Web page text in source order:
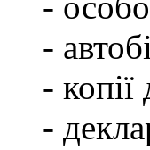
-
-
-